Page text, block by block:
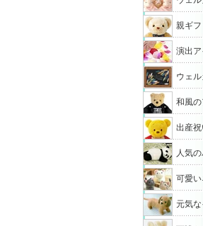
親ギフ
演出
ウェ
和風
出産
人気
可愛
元気